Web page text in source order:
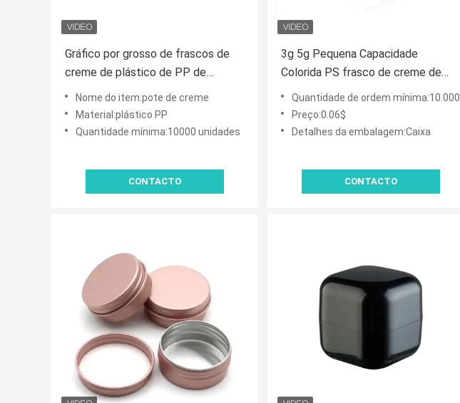
Gráfico por grosso de frascos de
creme de plástico de PP de
qualidade alimentar com vedação à
prova de vazamento e cores
personalizáveis para creme
Nome do item:pote de creme
Material:plástico PP
Quantidade mínima:10000 unidades
CONTACTO
3g 5g Pequena Capacidade
Colorida PS frasco de creme de
plástico Serum para a pele, creme
para os olhos, recipiente de
amostra
Quantidade de ordem mínima:10.000
Preço:0.06$
Detalhes da embalagem:Caixa
CONTACTO